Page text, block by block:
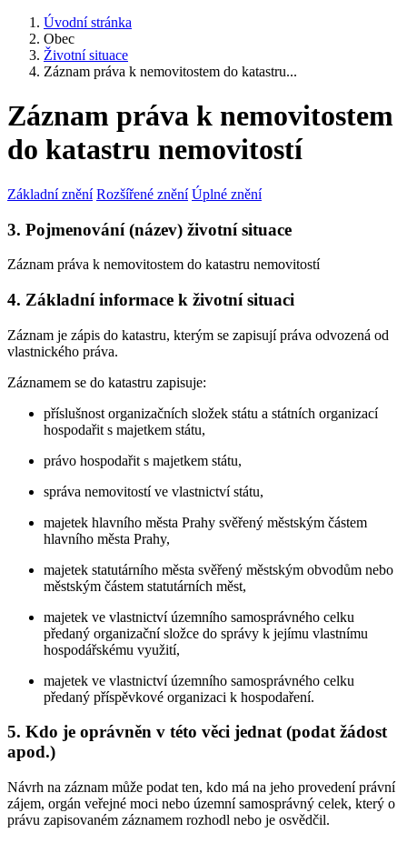
Úvodní stránka
Obec
Životní situace
Záznam práva k nemovitostem do katastru...
Záznam práva k nemovitostem
do katastru nemovitostí
Základní znění Rozšířené znění Úplné znění
3. Pojmenování (název) životní situace
Záznam práva k nemovitostem do katastru nemovitostí
4. Základní informace k životní situaci
Záznam je zápis do katastru, kterým se zapisují práva odvozená od
vlastnického práva.
Záznamem se do katastru zapisuje:
příslušnost organizačních složek státu a státních organizací
hospodařit s majetkem státu,
právo hospodařit s majetkem státu,
správa nemovitostí ve vlastnictví státu,
majetek hlavního města Prahy svěřený městským částem
hlavního města Prahy,
majetek statutárního města svěřený městským obvodům nebo
městským částem statutárních měst,
majetek ve vlastnictví územního samosprávného celku
předaný organizační složce do správy k jejímu vlastnímu
hospodářskému využití,
majetek ve vlastnictví územního samosprávného celku
předaný příspěvkové organizaci k hospodaření.
5. Kdo je oprávněn v této věci jednat (podat žádost
apod.)
Návrh na záznam může podat ten, kdo má na jeho provedení právní
zájem, orgán veřejné moci nebo územní samosprávný celek, který o
právu zapisovaném záznamem rozhodl nebo je osvědčil.